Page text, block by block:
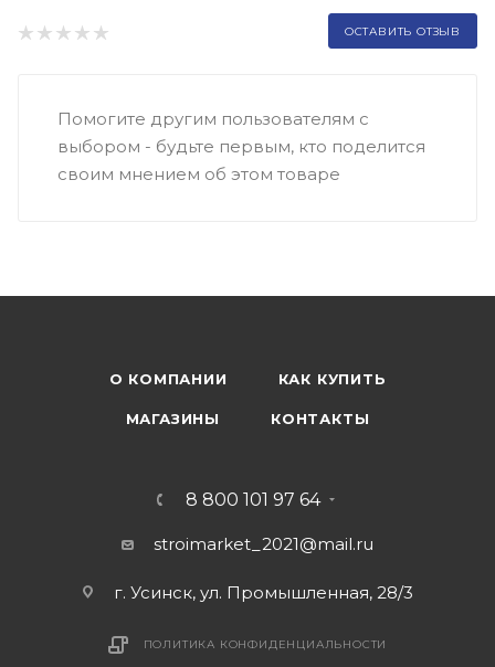
ОСТАВИТЬ ОТЗЫВ
Помогите другим пользователям с
выбором - будьте первым, кто поделится
своим мнением об этом товаре
О КОМПАНИИ КАК КУПИТЬ
МАГАЗИНЫ КОНТАКТЫ
8 800 101 97 64
stroimarket_2021@mail.ru
г. Усинск, ул. Промышленная, 28/3
ПОЛИТИКА КОНФИДЕНЦИАЛЬНОСТИ